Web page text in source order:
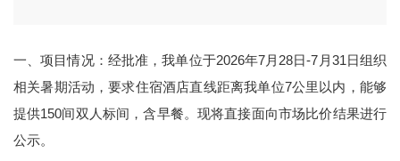
一、项目情况：经批准，我单位于2026年7月28日-7月31日组织
相关暑期活动，要求住宿酒店直线距离我单位7公里以内，能够
提供150间双人标间，含早餐。现将直接面向市场比价结果进行
公示。